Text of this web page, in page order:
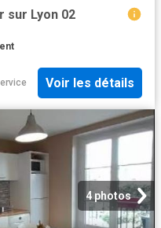
sur Lyon 02
Voir les détails
4 photos